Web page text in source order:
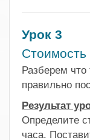
Урок 3
Разберем что
правильно
Результат
Определите
часа.